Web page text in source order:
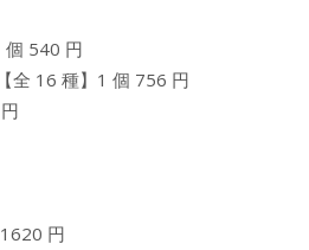
個 540 円
全 16 種】1 個 756 円
円